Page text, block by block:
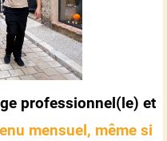
professionnel(le) et
mensuel, même si